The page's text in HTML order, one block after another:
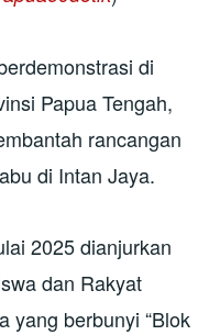
di
Papua Tengah,
rancangan
di Intan Jaya.
2025 dianjurkan
dan Rakyat
yang berbunyi “Blok